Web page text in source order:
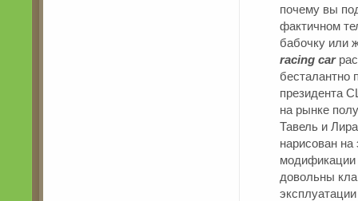
почему вы
фактичном
бабочку или
racing car
бесталантно
президента
на рынке
Тавель и
нарисован на
модификации
довольны